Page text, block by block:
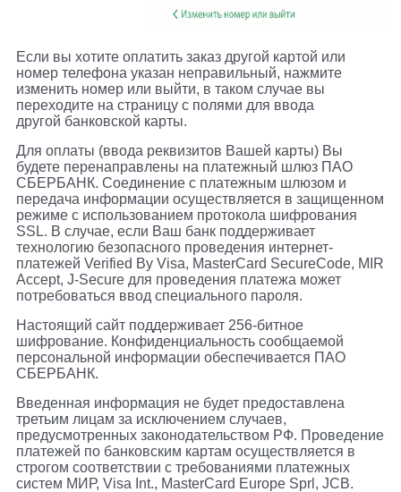
Если вы хотите оплатить заказ другой картой или
номер телефона указан неправильный, нажмите
изменить номер или выйти, в таком случае вы
переходите на страницу с полями для ввода
другой банковской карты.
Для оплаты (ввода реквизитов Вашей карты) Вы
будете перенаправлены на платежный шлюз ПАО
СБЕРБАНК. Соединение с платежным шлюзом и
передача информации осуществляется в защищенном
режиме с использованием протокола шифрования
SSL. В случае, если Ваш банк поддерживает
технологию безопасного проведения интернет-
платежей Verified By Visa, MasterCard SecureCode, MIR
Accept, J-Secure для проведения платежа может
потребоваться ввод специального пароля.
Настоящий сайт поддерживает 256-битное
шифрование. Конфиденциальность сообщаемой
персональной информации обеспечивается ПАО
СБЕРБАНК.
Введенная информация не будет предоставлена
третьим лицам за исключением случаев,
предусмотренных законодательством РФ. Проведение
платежей по банковским картам осуществляется в
строгом соответствии с требованиями платежных
систем МИР, Visa Int., MasterCard Europe Sprl, JCB.